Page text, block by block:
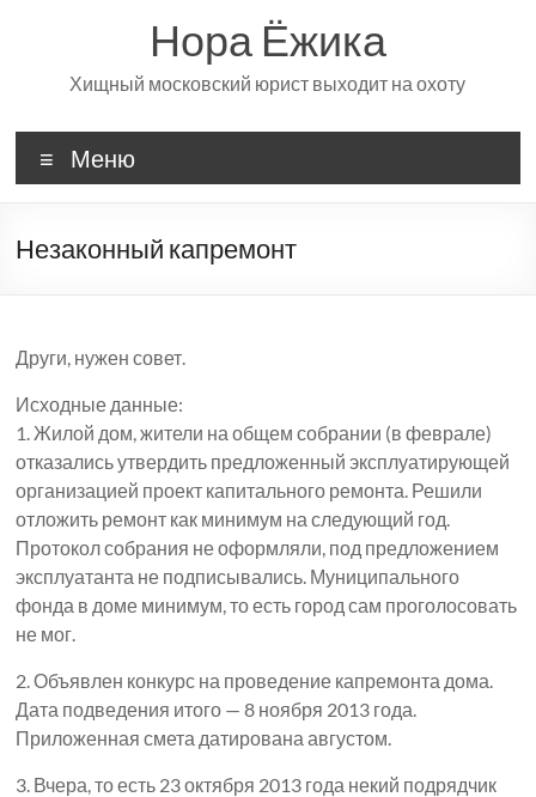
Нора Ёжика
Хищный московский юрист выходит на охоту
Меню
Незаконный капремонт
Други, нужен совет.
Исходные данные:
1. Жилой дом, жители на общем собрании (в феврале)
отказались утвердить предложенный эксплуатирующей
организацией проект капитального ремонта. Решили
отложить ремонт как минимум на следующий год.
Протокол собрания не оформляли, под предложением
эксплуатанта не подписывались. Муниципального
фонда в доме минимум, то есть город сам проголосовать
не мог.
2. Объявлен конкурс на проведение капремонта дома.
Дата подведения итого — 8 ноября 2013 года.
Приложенная смета датирована августом.
3. Вчера, то есть 23 октября 2013 года некий подрядчик